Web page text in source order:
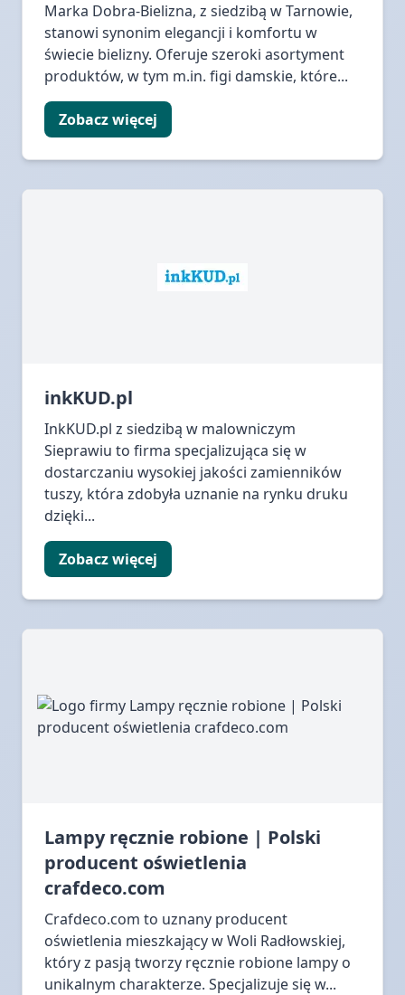
Marka Dobra-Bielizna, z siedzibą w Tarnowie,
stanowi synonim elegancji i komfortu w
świecie bielizny. Oferuje szeroki asortyment
produktów, w tym m.in. figi damskie, które...
Zobacz więcej
inkKUD.pl
InkKUD.pl z siedzibą w malowniczym
Sieprawiu to firma specjalizująca się w
dostarczaniu wysokiej jakości zamienników
tuszy, która zdobyła uznanie na rynku druku
dzięki...
Zobacz więcej
Lampy ręcznie robione | Polski
producent oświetlenia
crafdeco.com
Crafdeco.com to uznany producent
oświetlenia mieszkający w Woli Radłowskiej,
który z pasją tworzy ręcznie robione lampy o
unikalnym charakterze. Specjalizuje się w...